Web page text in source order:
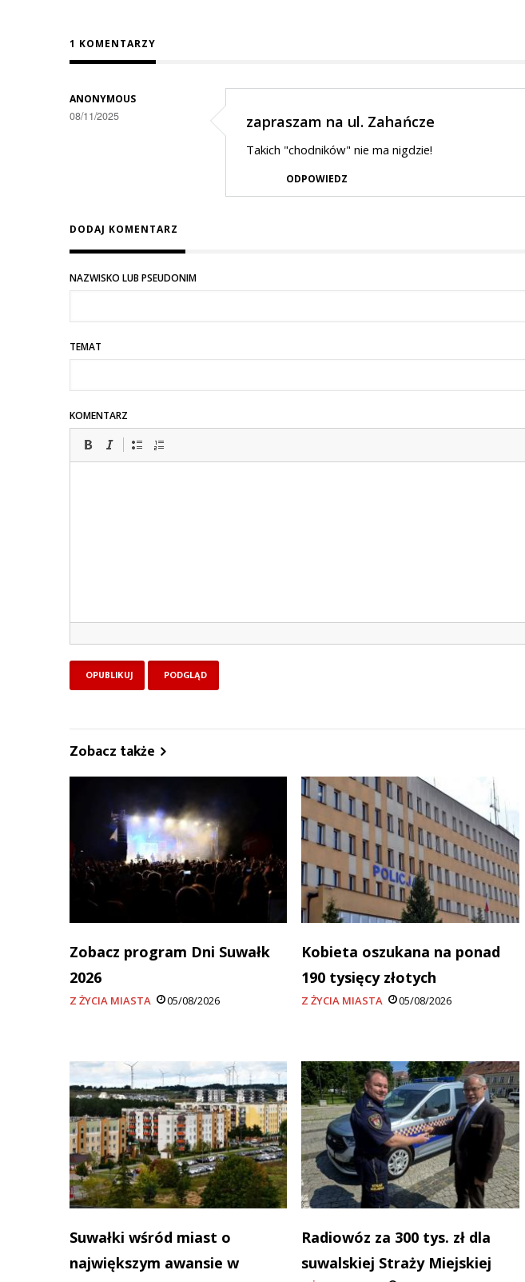
1 KOMENTARZY
ANONYMOUS
08/11/2025 zapraszam na ul. Zahańcze
Takich "chodników" nie ma nigdzie!
ODPOWIEDZ
DODAJ KOMENTARZ
NAZWISKO LUB PSEUDONIM
TEMAT
KOMENTARZ
Zobacz także
Zobacz program Dni Suwałk
2026
Z ŻYCIA MIASTA 05/08/2026
Kobieta oszukana na ponad
190 tysięcy złotych
Z ŻYCIA MIASTA 05/08/2026
Suwałki wśród miast o
największym awansie w
Radiowóz za 300 tys. zł dla
suwalskiej Straży Miejskiej